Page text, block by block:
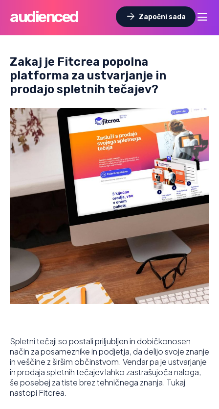
audienced arrow_forward Započni sada dehaze
Zakaj je Fitcrea popolna
platforma za ustvarjanje in
prodajo spletnih tečajev?
Spletni tečaji so postali priljubljen in dobičkonosen
način za posameznike in podjetja, da delijo svoje znanje
in veščine z širšim občinstvom. Vendar pa je ustvarjanje
in prodaja spletnih tečajev lahko zastrašujoča naloga,
še posebej za tiste brez tehničnega znanja. Tukaj
nastopi Fitcrea.